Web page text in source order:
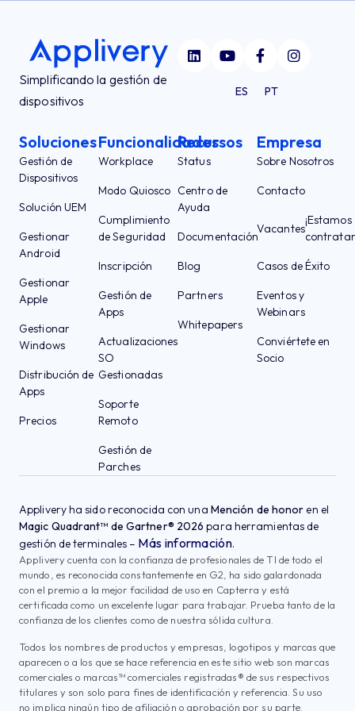
Simplificando la gestión de
dispositivos
ES PT
Soluciones
Gestión de
Dispositivos
Solución UEM
Gestionar
Android
Gestionar
Apple
Gestionar
Windows
Distribución de
Apps
Precios
Funcionalidades
Workplace
Modo Quiosco
Cumplimiento
de Seguridad
Inscripción
Gestión de
Apps
Actualizaciones
SO
Gestionadas
Soporte
Remoto
Gestión de
Parches
Recursos
Status
Centro de
Ayuda
Documentación
Blog
Partners
Whitepapers
Empresa
Sobre Nosotros
Contacto
Vacantes
¡Estamos
Casos de Éxito
Eventos y
Webinars
Conviértete en
Socio
Applivery ha sido reconocida con una Mención de honor en el
Magic Quadrant™ de Gartner® 2026 para herramientas de
gestión de terminales – Más información.
Applivery cuenta con la confianza de profesionales de TI de todo el
mundo, es reconocida constantemente en G2, ha sido galardonada
con el premio a la mejor facilidad de uso en Capterra y está
certificada como un excelente lugar para trabajar. Prueba tanto de la
confianza de los clientes como de nuestra sólida cultura.
Todos los nombres de productos y empresas, logotipos y marcas que
aparecen o a los que se hace referencia en este sitio web son marcas
comerciales o marcas™ comerciales registradas® de sus respectivos
titulares y son solo para fines de identificación y referencia. Su uso
no implica ningún tipo de afiliación o aprobación por su parte.